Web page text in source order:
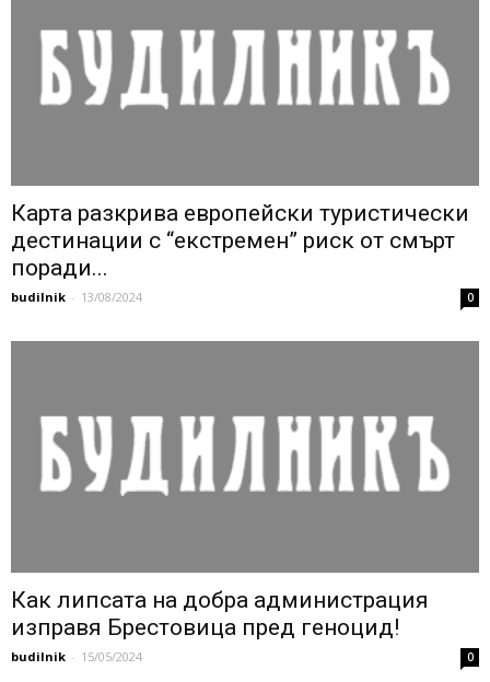
Карта разкрива европейски туристически
дестинации с “екстремен” риск от смърт
поради...
budilnik - 13/08/2024 0
Как липсата на добра администрация
изправя Брестовица пред геноцид!
budilnik - 15/05/2024 0